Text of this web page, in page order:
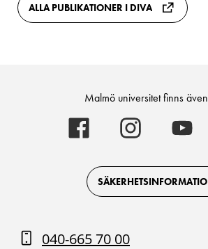
ALLA PUBLIKATIONER I DIVA
Malmö universitet finns
Malmö
universitet
on
Facebook
Malmö
universitet
on
Instagram
on
040-665 70 00